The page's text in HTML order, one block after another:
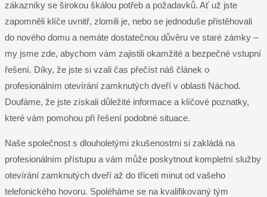
zákazníky se širokou škálou potřeb a požadavků. Ať už jste
zapomněli klíče uvnitř, zlomili je, nebo se jednoduše přistěhovali
do nového domu a nemáte dostatečnou důvěru ve staré zámky –
my jsme zde, abychom vám zajistili okamžité a bezpečné vstupní
řešení. Díky, že jste si vzali čas přečíst náš článek o
profesionálním otevírání zamknutých dveří v oblasti Náchod.
Doufáme, že jste získali důležité informace a klíčové poznatky,
které vám pomohou při řešení podobné situace.
Naše společnost s dlouholetými zkušenostmi si zakládá na
profesionálním přístupu a vám může poskytnout kompletní služby
otevírání zamknutých dveří až do třiceti minut od vašeho
telefonického hovoru. Spoléháme se na kvalifikovaný tým